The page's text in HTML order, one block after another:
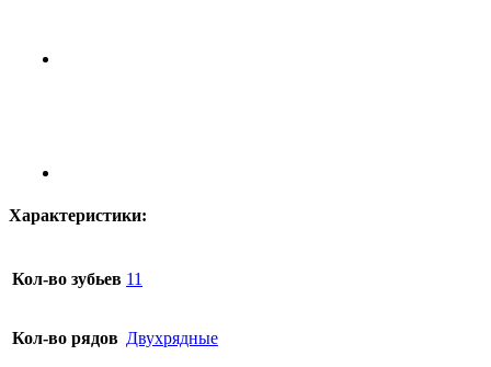
Характеристики:
Кол-во зубьев 11
Кол-во рядов Двухрядные